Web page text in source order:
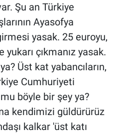
Şu an Türkiye
Ayasofya
yasak. 25 euroyu,
çıkmanız yasak.
Üst kat yabancıların,
Cumhuriyeti
böyle bir şey ya?
kendimizi güldürürüz
kalkar 'üst katı